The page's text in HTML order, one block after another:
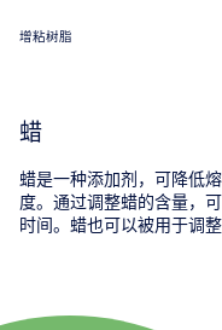
增粘树脂
蜡
蜡是一种添加剂，可降低
度。通过调整蜡的含量，
时间。蜡也可以被用于调整